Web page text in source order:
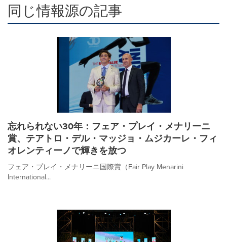
同じ情報源の記事
忘れられない30年：フェア・プレイ・メナリーニ
賞、テアトロ・デル・マッジョ・ムジカーレ・フィ
オレンティーノで輝きを放つ
フェア・プレイ・メナリーニ国際賞（Fair Play Menarini
International...